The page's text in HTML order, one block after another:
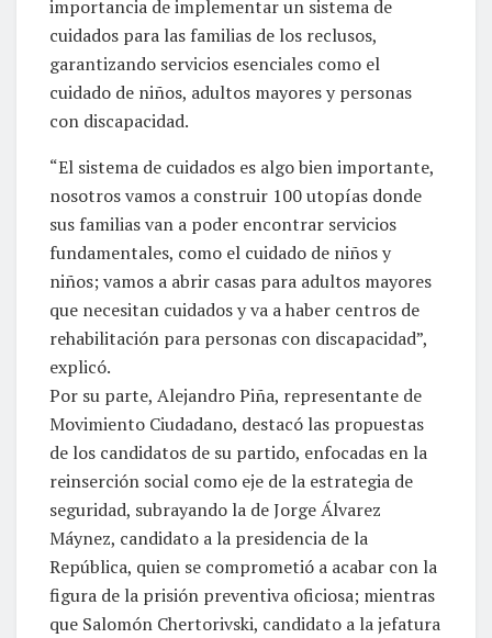
importancia de implementar un sistema de
cuidados para las familias de los reclusos,
garantizando servicios esenciales como el
cuidado de niños, adultos mayores y personas
con discapacidad.
“El sistema de cuidados es algo bien importante,
nosotros vamos a construir 100 utopías donde
sus familias van a poder encontrar servicios
fundamentales, como el cuidado de niños y
niños; vamos a abrir casas para adultos mayores
que necesitan cuidados y va a haber centros de
rehabilitación para personas con discapacidad”,
explicó.
Por su parte, Alejandro Piña, representante de
Movimiento Ciudadano, destacó las propuestas
de los candidatos de su partido, enfocadas en la
reinserción social como eje de la estrategia de
seguridad, subrayando la de Jorge Álvarez
Máynez, candidato a la presidencia de la
República, quien se comprometió a acabar con la
figura de la prisión preventiva oficiosa; mientras
que Salomón Chertorivski, candidato a la jefatura